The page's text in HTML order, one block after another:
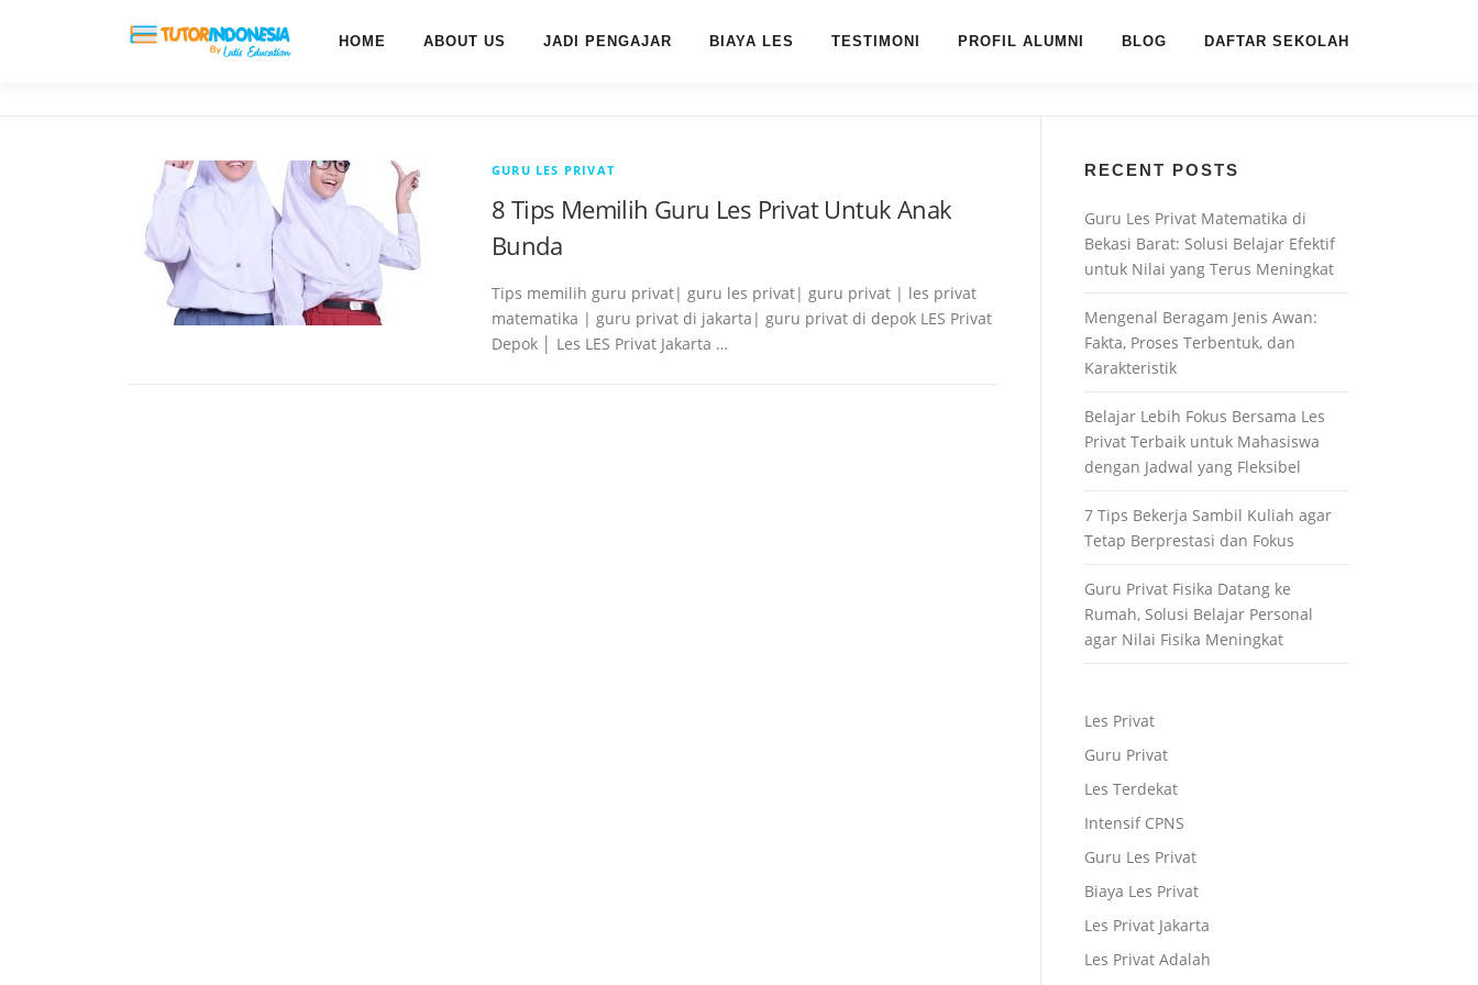
HOME ABOUT US JADI PENGAJAR BIAYA LES TESTIMONI PROFIL ALUMNI BLOG DAFTAR SEKOLAH
GURU LES PRIVAT
8 Tips Memilih Guru Les Privat Untuk Anak
Bunda
Tips memilih guru privat| guru les privat| guru privat | les privat
matematika | guru privat di jakarta| guru privat di depok LES Privat
Depok │ Les LES Privat Jakarta …
RECENT POSTS
Guru Les Privat Matematika di
Bekasi Barat: Solusi Belajar Efektif
untuk Nilai yang Terus Meningkat
Mengenal Beragam Jenis Awan:
Fakta, Proses Terbentuk, dan
Karakteristik
Belajar Lebih Fokus Bersama Les
Privat Terbaik untuk Mahasiswa
dengan Jadwal yang Fleksibel
7 Tips Bekerja Sambil Kuliah agar
Tetap Berprestasi dan Fokus
Guru Privat Fisika Datang ke
Rumah, Solusi Belajar Personal
agar Nilai Fisika Meningkat
Les Privat
Guru Privat
Les Terdekat
Intensif CPNS
Guru Les Privat
Biaya Les Privat
Les Privat Jakarta
Les Privat Adalah